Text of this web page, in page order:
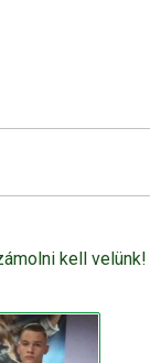
kell velünk!